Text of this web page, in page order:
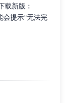
载新版：
会提示“无法完